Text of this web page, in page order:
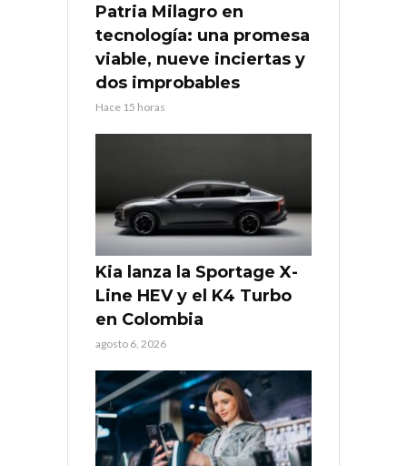
Patria Milagro en
tecnología: una promesa
viable, nueve inciertas y
dos improbables
Hace 15 horas
Kia lanza la Sportage X-
Line HEV y el K4 Turbo
en Colombia
agosto 6, 2026